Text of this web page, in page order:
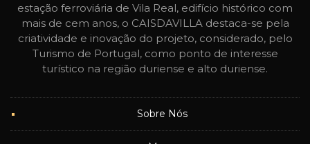
estação ferroviária de Vila Real, edifício histórico com
mais de cem anos, o CAISDAVILLA destaca-se pela
criatividade e inovação do projeto, considerado, pelo
Turismo de Portugal, como ponto de interesse
turístico na região duriense e alto duriense.
Sobre Nós